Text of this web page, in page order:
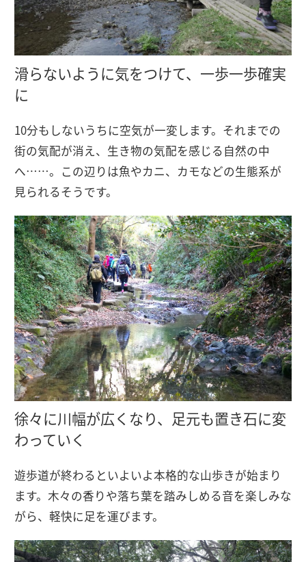
滑らないように気をつけて、一歩一歩確実
に
10分もしないうちに空気が一変します。それまでの
街の気配が消え、生き物の気配を感じる自然の中
へ……。この辺りは魚やカニ、カモなどの生態系が
見られるそうです。
徐々に川幅が広くなり、足元も置き石に変
わっていく
遊歩道が終わるといよいよ本格的な山歩きが始まり
ます。木々の香りや落ち葉を踏みしめる音を楽しみな
がら、軽快に足を運びます。